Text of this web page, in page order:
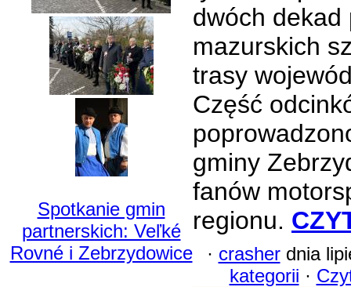
Spotkanie gmin
partnerskich: Veľké
Rovné i Zebrzydowice
dwóch dekad
mazurskich
trasy
Część
gminy
fanów
regionu.
· crasherdnia
kategorii ·